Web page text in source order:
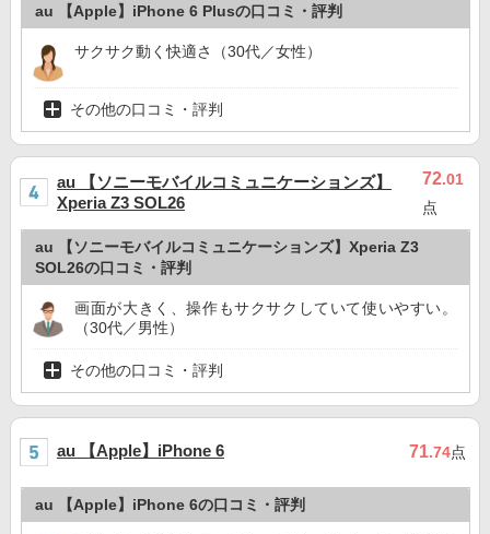
au 【Apple】iPhone 6 Plusの口コミ・評判
サクサク動く快適さ（30代／女性）
その他の口コミ・評判
au 【ソニーモバイルコミュニケーションズ】
Xperia Z3 SOL26
72.01
点
au 【ソニーモバイルコミュニケーションズ】Xperia Z3
SOL26の口コミ・評判
画面が大きく、操作もサクサクしていて使いやすい。
（30代／男性）
その他の口コミ・評判
au 【Apple】iPhone 6 71.74点
au 【Apple】iPhone 6の口コミ・評判